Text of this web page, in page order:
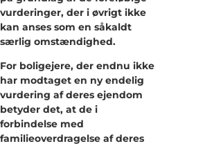
vurderinger, der i øvrigt ikke
kan anses som en såkaldt
særlig omstændighed.
For boligejere, der endnu ikke
har modtaget en ny endelig
vurdering af deres ejendom
betyder det, at de i
forbindelse med
familieoverdragelse af deres